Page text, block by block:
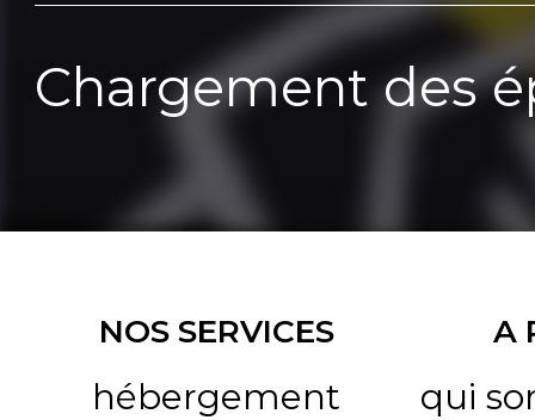
Chargement des
NOS SERVICES
hébergement
A
qui